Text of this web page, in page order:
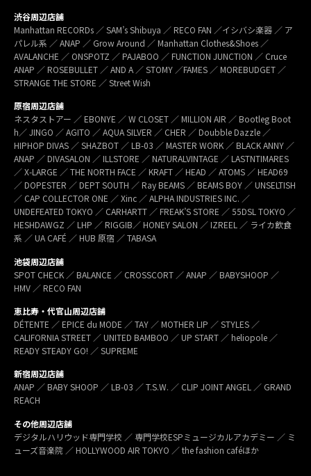
渋谷周辺店舗
Manhattan RECORDs ／ SAM’s Shibuya ／ RECO FAN ／イシバシ楽器 ／ ア
パレル系 ／ ANAP ／ Grow Around ／ Manhattan Clothes&Shoes ／
AVALANCHE ／ ONSPOTZ ／ PAJABOO ／ FUNCTION JUNCTION ／ Cruce
ANAP ／ ROSEBULLET ／ AND A ／ STOMY ／FAMES ／ MOREBUDGET ／
STRANGE THE STORE ／ Street Wish
原宿周辺店舗
ネスタストアー ／ EBONYE ／ W CLOSET ／ MILLION AIR ／ Bootleg Boot
h／ JINGO ／ AGITO ／ AQUA SILVER ／ CHER ／ Doubble Dazzle ／
HIPHOP DIVAS ／ SHAZBOT ／ LB-03 ／ MASTER WORK ／ BLACK ANNY ／
ANAP ／ DIVASALON ／ ILLSTORE ／ NATURALVINTAGE ／ LASTNTIMARES
／ X-LARGE ／ THE NORTH FACE ／ KRAFT ／ HEAD ／ ATOMS ／ HEAD69
／ DOPESTER ／ DEPT SOUTH ／ Ray BEAMS ／ BEAMS BOY ／ UNSELTISH
／ CAP COLLECTOR ONE ／ Xinc ／ ALPHA INDUSTRIES INC. ／
UNDEFEATED TOKYO ／ CARHARTT ／ FREAK’S STORE ／ 55DSL TOKYO ／
HESHDAWGZ ／ LHP ／ RIGGIB／ HONEY SALON ／ IZREEL ／ ライカ飲食
系 ／ UA CAFÉ ／ HUB 原宿 ／ TABASA
池袋周辺店舗
SPOT CHECK ／ BALANCE ／ CROSSCORT ／ ANAP ／ BABYSHOOP ／
HMV ／ RECO FAN
恵比寿・代官山周辺店舗
DÉTENTE ／ EPICE du MODE ／ TAY ／ MOTHER LIP ／ STYLES ／
CALIFORNIA STREET ／ UNITED BAMBOO ／ UP START ／ heliopole ／
READY STEADY GO! ／ SUPREME
新宿周辺店舗
ANAP ／ BABY SHOOP ／ LB-03 ／ T.S.W. ／ CLIP JOINT ANGEL ／ GRAND
REACH
その他周辺店舗
デジタルハリウッド専門学校 ／ 専門学校ESPミュージカルアカデミー ／ ミ
ューズ音楽院 ／ HOLLYWOOD AIR TOKYO ／ the fashion caféほか